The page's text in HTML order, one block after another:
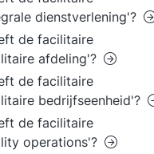
dienstverlening'?
de facilitaire
afdeling'?
de facilitaire
bedrijfseenheid'?
de facilitaire
operations'?